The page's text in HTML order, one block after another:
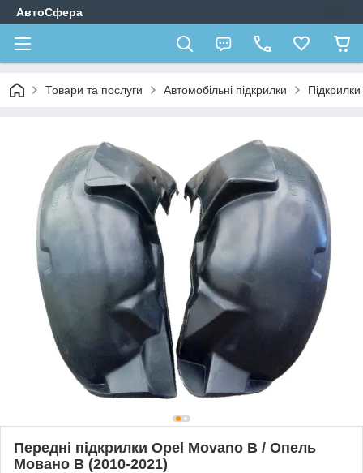
АвтоСфера
Товари та послуги Автомобільні підкрилки
Передні підкрилки Opel Movano B / Опель
Мовано B (2010-2021)